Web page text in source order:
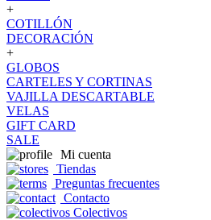
+
COTILLÓN
DECORACIÓN
+
GLOBOS
CARTELES Y CORTINAS
VAJILLA DESCARTABLE
VELAS
GIFT CARD
SALE
Mi cuenta
Tiendas
Preguntas frecuentes
Contacto
Colectivos